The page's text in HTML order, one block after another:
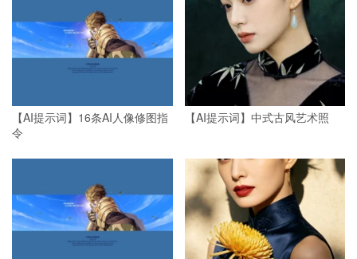
【AI提示词】16条AI人像修图指
令
【AI提示词】中式古风艺术照